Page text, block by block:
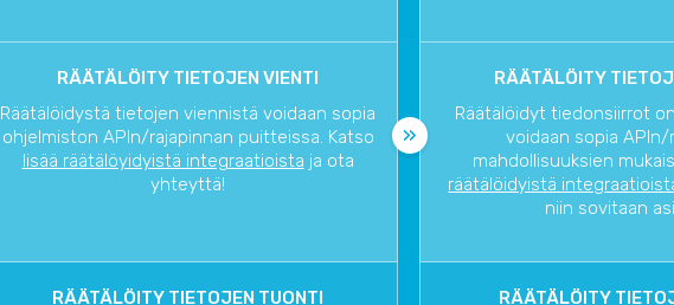
RÄÄTÄLÖITY TIETOJEN VIENTI
Räätälöidystä tietojen viennistä voidaan sopia
ohjelmiston APIn/rajapinnan puitteissa. Katso
lisää räätälöyidyistä integraatioista ja ota
yhteyttä!
RÄÄTÄLÖITY
Räätälöidyt tiedonsiirrot
voidaan sopia APIn/
mahdollisuuksien
räätälöidyistä
niin sovitaan
RÄÄTÄLÖITY TIETOJEN TUONTI
RÄÄTÄLÖITY